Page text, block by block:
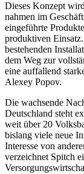
Dieses Konzept
nahmen im
eingeführte
produktiven
bestehenden
dem Weg zur
eine auffallend
Alexey Popov.
Die wachsende
Deutschland steht
weit über 20
bislang viele neue
Interesse von
verzeichnet Spitch